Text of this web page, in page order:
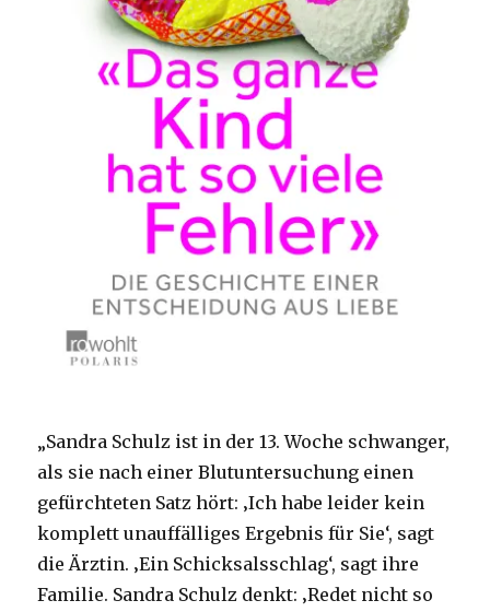
„Sandra Schulz ist in der 13. Woche schwanger,
als sie nach einer Blutuntersuchung einen
gefürchteten Satz hört: ‚Ich habe leider kein
komplett unauffälliges Ergebnis für Sie‘, sagt
die Ärztin. ‚Ein Schicksalsschlag‘, sagt ihre
Familie. Sandra Schulz denkt: ‚Redet nicht so